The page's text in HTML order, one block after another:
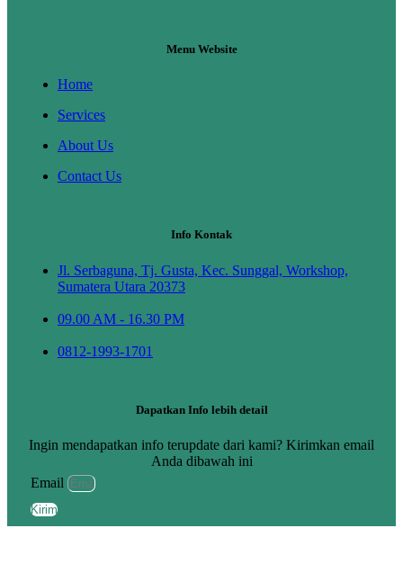
Menu Website
Home
Services
About Us
Contact Us
Info Kontak
Jl. Serbaguna, Tj. Gusta, Kec. Sunggal, Workshop,
Sumatera Utara 20373
09.00 AM - 16.30 PM
0812-1993-1701
Dapatkan Info lebih detail
Ingin mendapatkan info terupdate dari kami? Kirimkan email
Anda dibawah ini
Email
Kirim